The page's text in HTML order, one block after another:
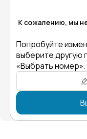
К сожалению, мы
Попробуйте
выберите другую
«Выбрать номер».